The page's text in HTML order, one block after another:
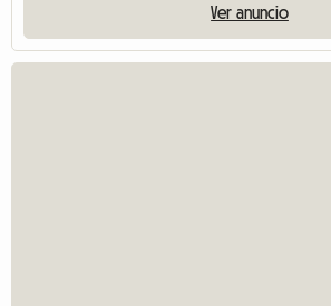
Ver anuncio